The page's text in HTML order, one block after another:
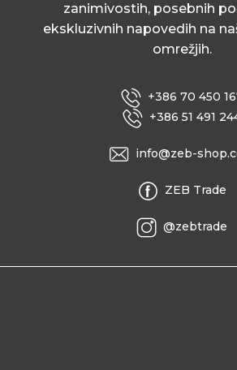
zanimivostih, posebnih
ekskluzivnih napovedih na
omrežjih.
+386 70 450
+386 51 491
info@zeb-
ZEB Trade
@zebtrade